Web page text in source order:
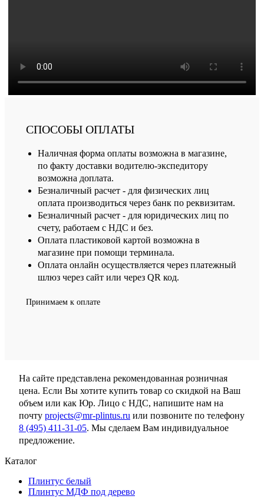
СПОСОБЫ ОПЛАТЫ
Наличная форма оплаты возможна в магазине,
по факту доставки водителю-экспедитору
возможна доплата.
Безналичный расчет - для физических лиц
оплата производиться через банк по реквизитам.
Безналичный расчет - для юридических лиц по
счету, работаем с НДС и без.
Оплата пластиковой картой возможна в
магазине при помощи терминала.
Оплата онлайн осуществляется через платежный
шлюз через сайт или через QR код.
Принимаем к оплате
На сайте представлена рекомендованная розничная
цена. Если Вы хотите купить товар со скидкой на Ваш
объем или как Юр. Лицо с НДС, напишите нам на
почту projects@mr-plintus.ru или позвоните по телефону
8 (495) 411-31-05. Мы сделаем Вам индивидуальное
предложение.
Каталог
Плинтус белый
Плинтус МДФ под дерево